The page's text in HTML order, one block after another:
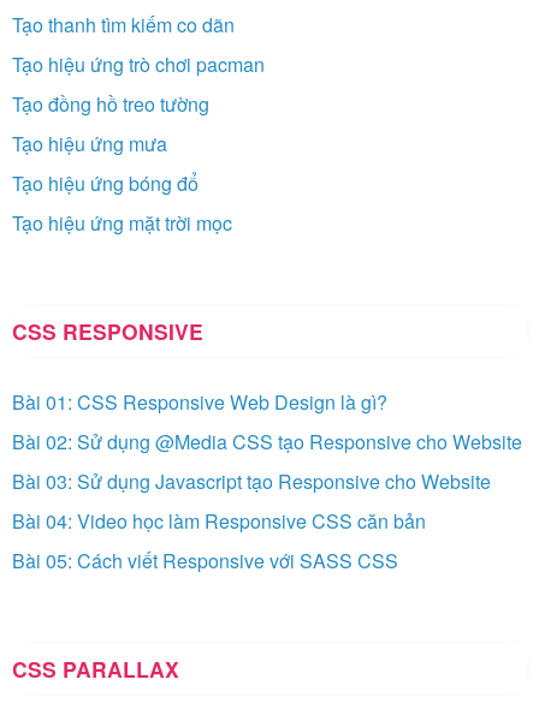
Tạo thanh tìm kiếm co dãn
Tạo hiệu ứng trò chơi pacman
Tạo đồng hồ treo tường
Tạo hiệu ứng mưa
Tạo hiệu ứng bóng đổ
Tạo hiệu ứng mặt trời mọc
CSS RESPONSIVE
Bài 01: CSS Responsive Web Design là gì?
Bài 02: Sử dụng @Media CSS tạo Responsive cho Website
Bài 03: Sử dụng Javascript tạo Responsive cho Website
Bài 04: Video học làm Responsive CSS căn bản
Bài 05: Cách viết Responsive với SASS CSS
CSS PARALLAX